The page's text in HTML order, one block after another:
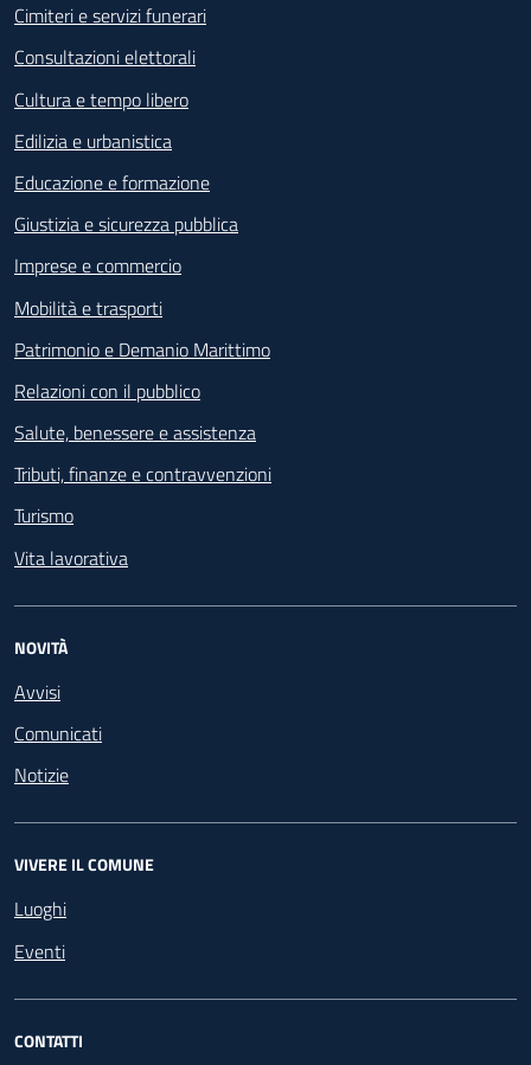
Cimiteri e servizi funerari
Consultazioni elettorali
Cultura e tempo libero
Edilizia e urbanistica
Educazione e formazione
Giustizia e sicurezza pubblica
Imprese e commercio
Mobilità e trasporti
Patrimonio e Demanio Marittimo
Relazioni con il pubblico
Salute, benessere e assistenza
Tributi, finanze e contravvenzioni
Turismo
Vita lavorativa
NOVITÀ
Avvisi
Comunicati
Notizie
VIVERE IL COMUNE
Luoghi
Eventi
CONTATTI